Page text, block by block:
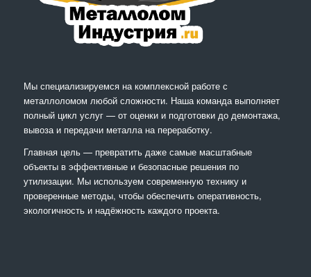
Мы специализируемся на комплексной работе с
металлоломом любой сложности. Наша команда выполняет
полный цикл услуг — от оценки и подготовки до демонтажа,
вывоза и передачи металла на переработку.
Главная цель — превратить даже самые масштабные
объекты в эффективные и безопасные решения по
утилизации. Мы используем современную технику и
проверенные методы, чтобы обеспечить оперативность,
экологичность и надёжность каждого проекта.